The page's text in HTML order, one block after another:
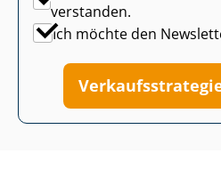
verstanden.
Ich möchte den